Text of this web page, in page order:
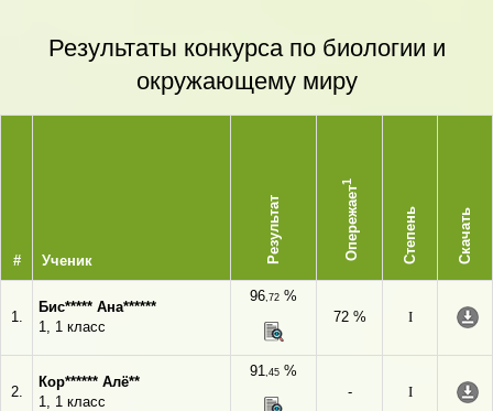
Результаты конкурса по биологии и
окружающему миру
# Ученик Результат Опережает
1
Степень Скачать
1.
Бис***** Ана******
1, 1 класс
96,72 %
72 %
I
2.
Кор****** Алё**
1, 1 класс
91,45 %
-
I